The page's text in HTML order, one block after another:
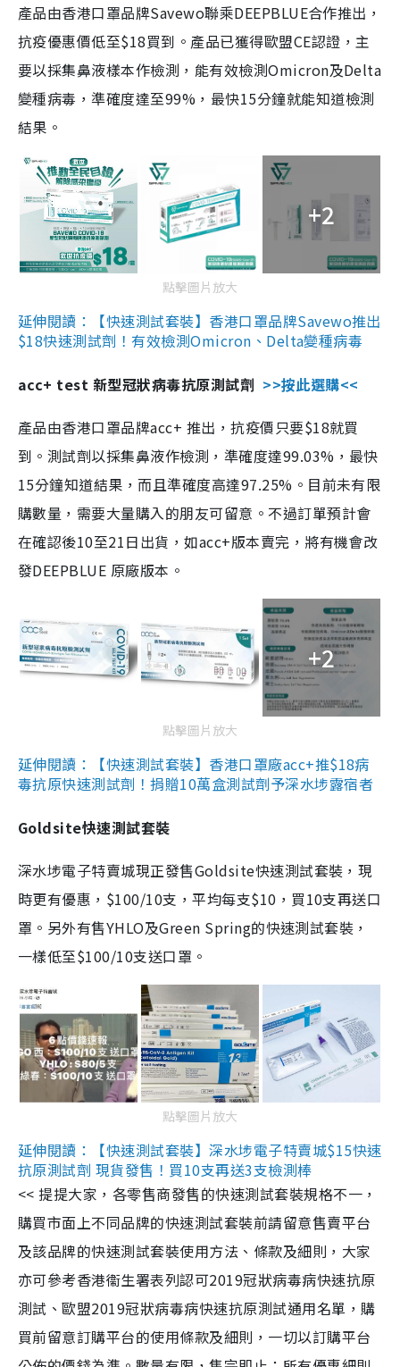
產品由香港口罩品牌Savewo聯乘DEEPBLUE合作推出，
抗疫優惠價低至$18買到。產品已獲得歐盟CE認證，主
要以採集鼻液樣本作檢測，能有效檢測Omicron及Delta
變種病毒，準確度達至99%，最快15分鐘就能知道檢測
結果。
+2
點擊圖片放大
延伸閱讀：【快速測試套裝】香港口罩品牌Savewo推出
$18快速測試劑！有效檢測Omicron、Delta變種病毒
acc+ test 新型冠狀病毒抗原測試劑 >>按此選購<<
產品由香港口罩品牌acc+ 推出，抗疫價只要$18就買
到。測試劑以採集鼻液作檢測，準確度達99.03%，最快
15分鐘知道結果，而且準確度高達97.25%。目前未有限
購數量，需要大量購入的朋友可留意。不過訂單預計會
在確認後10至21日出貨，如acc+版本賣完，將有機會改
發DEEPBLUE 原廠版本。
+2
點擊圖片放大
延伸閱讀：【快速測試套裝】香港口罩廠acc+推$18病
毒抗原快速測試劑！捐贈10萬盒測試劑予深水埗露宿者
Goldsite快速測試套裝
深水埗電子特賣城現正發售Goldsite快速測試套裝，現
時更有優惠，$100/10支，平均每支$10，買10支再送口
罩。另外有售YHLO及Green Spring的快速測試套裝，
一樣低至$100/10支送口罩。
點擊圖片放大
延伸閱讀：【快速測試套裝】深水埗電子特賣城$15快速
抗原測試劑 現貨發售！買10支再送3支檢測棒
<< 提提大家，各零售商發售的快速測試套裝規格不一，
購買市面上不同品牌的快速測試套裝前請留意售賣平台
及該品牌的快速測試套裝使用方法、條款及細則，大家
亦可參考香港衞生署表列認可2019冠狀病毒病快速抗原
測試、歐盟2019冠狀病毒病快速抗原測試通用名單，購
買前留意訂購平台的使用條款及細則，一切以訂購平台